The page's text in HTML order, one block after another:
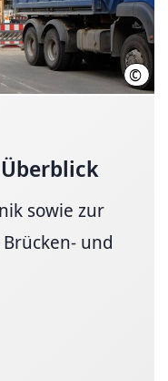
©
sowie zur
und